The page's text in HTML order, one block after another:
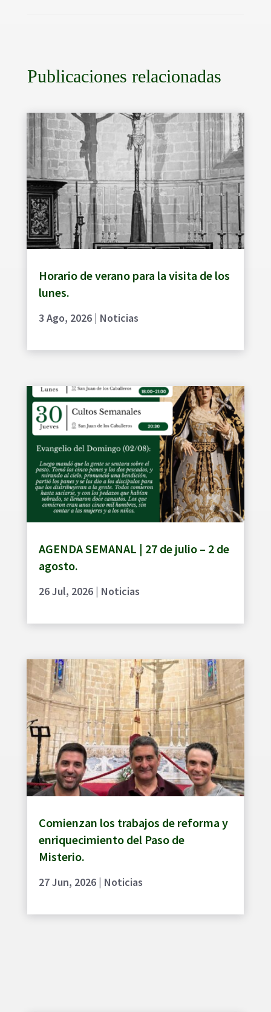
Publicaciones relacionadas
Horario de verano para la visita de los
lunes.
3 Ago, 2026| Noticias
AGENDA SEMANAL | 27 de julio – 2 de
agosto.
26 Jul, 2026| Noticias
Comienzan los trabajos de reforma y
enriquecimiento del Paso de
Misterio.
27 Jun, 2026| Noticias